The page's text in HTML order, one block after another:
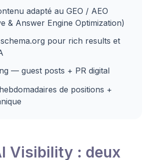
adapté au GEO / AEO
& Answer Engine Optimization)
pour rich results et
— guest posts + PR digital
de positions +
Visibility : deux